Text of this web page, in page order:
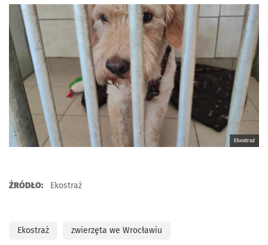
Ekostraż
ŹRÓDŁO: Ekostraż
Ekostraż zwierzęta we Wrocławiu